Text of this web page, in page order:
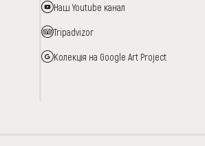
Наш Youtube канал
Tripadvizor
Колекція на Google Art Project